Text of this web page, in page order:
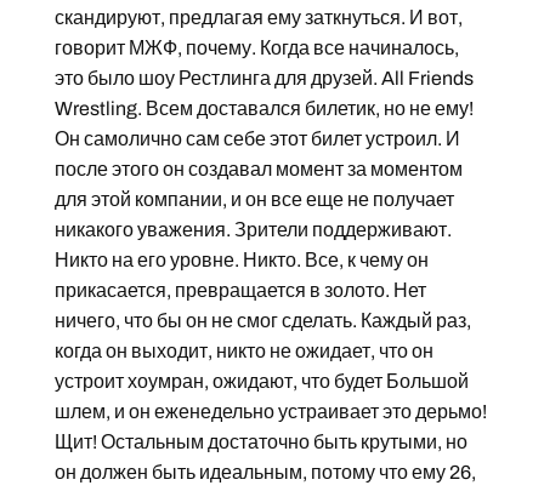
скандируют, предлагая ему заткнуться. И вот,
говорит МЖФ, почему. Когда все начиналось,
это было шоу Рестлинга для друзей. All Friends
Wrestling. Всем доставался билетик, но не ему!
Он самолично сам себе этот билет устроил. И
после этого он создавал момент за моментом
для этой компании, и он все еще не получает
никакого уважения. Зрители поддерживают.
Никто на его уровне. Никто. Все, к чему он
прикасается, превращается в золото. Нет
ничего, что бы он не смог сделать. Каждый раз,
когда он выходит, никто не ожидает, что он
устроит хоумран, ожидают, что будет Большой
шлем, и он еженедельно устраивает это дерьмо!
Щит! Остальным достаточно быть крутыми, но
он должен быть идеальным, потому что ему 26,